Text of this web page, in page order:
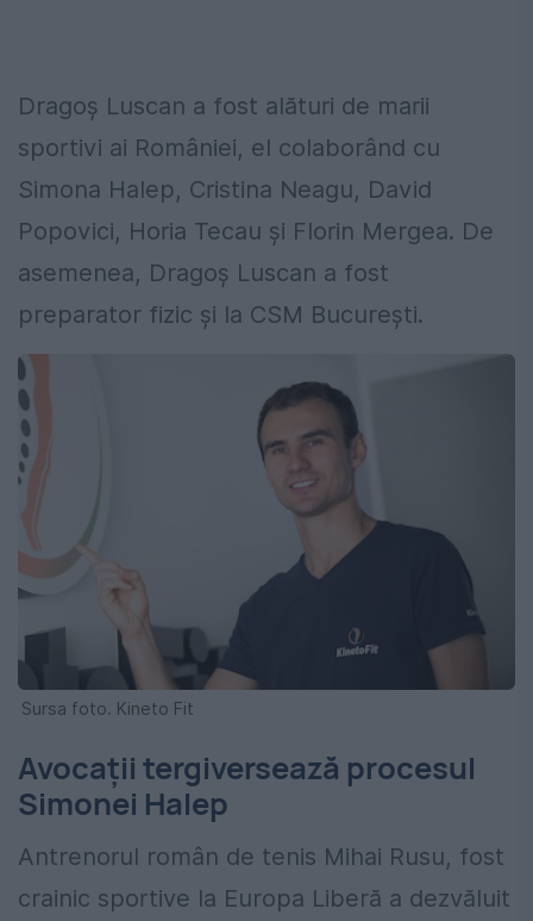
Dragoş Luscan a fost alături de marii
sportivi ai României, el colaborând cu
Simona Halep, Cristina Neagu, David
Popovici, Horia Tecau și Florin Mergea. De
asemenea, Dragoș Luscan a fost
preparator fizic şi la CSM Bucureşti.
Sursa foto. Kineto Fit
Avocații tergiversează procesul
Simonei Halep
Antrenorul român de tenis Mihai Rusu, fost
crainic sportive la Europa Liberă a dezvăluit